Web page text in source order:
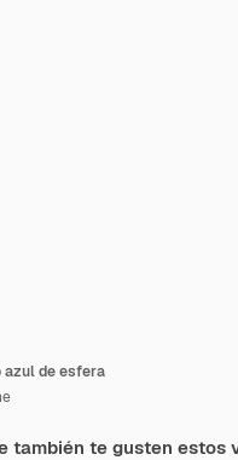
azul de esfera
también te gusten estos